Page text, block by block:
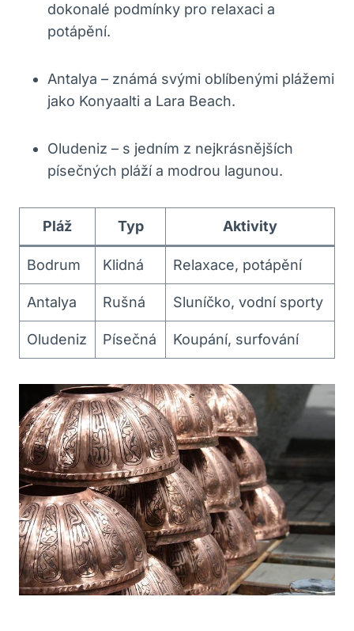
dokonalé podmínky pro relaxaci a
potápění.
Antalya – známá svými oblíbenými plážemi
jako Konyaalti a Lara Beach.
Oludeniz – s jedním z nejkrásnějších
písečných pláží a modrou lagunou.
Pláž Typ Aktivity
Bodrum Klidná Relaxace, potápění
Antalya Rušná Sluníčko, vodní sporty
Oludeniz Písečná Koupání, surfování